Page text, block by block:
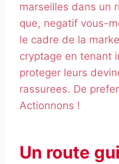
marseilles dans un
que, negatif vous-
le cadre de la
cryptage en tenant
proteger leurs
rassurees. De
Actionnons !
Un route